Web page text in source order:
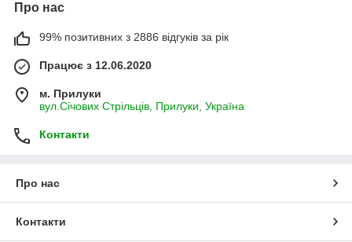
Про нас
99% позитивних з 2886 відгуків за рік
Працює з 12.06.2020
м. Прилуки
вул.Січових Стрільців, Прилуки, Україна
Контакти
Про нас
Контакти